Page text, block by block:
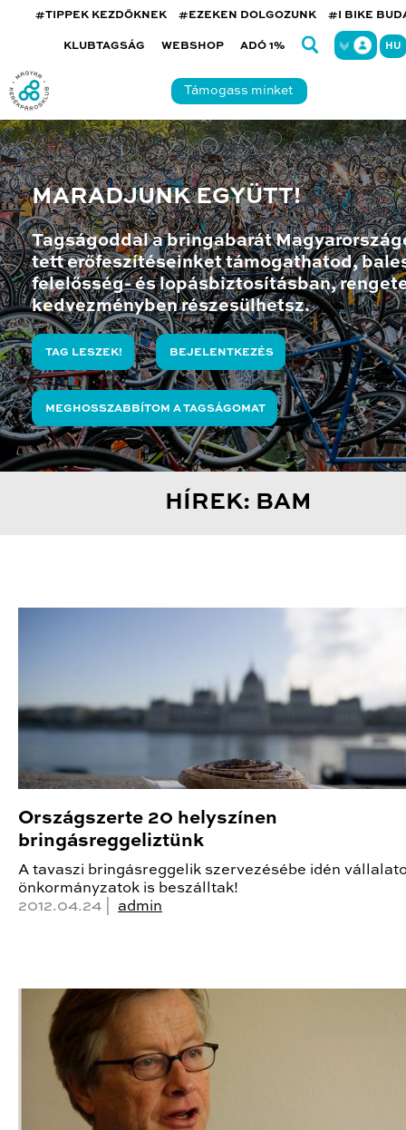
#TIPPEK KEZDŐKNEK #EZEKEN DOLGOZUNK #I BIKE
KLUBTAGSÁG WEBSHOP ADÓ 1% HU
Támogass minket
MARADJUNK EGYÜTT!
Tagságoddal a bringabarát
tett erőfeszítéseinket támogathatod,
felelősség- és lopásbiztosításban,
kedvezményben részesülhetsz.
TAG LESZEK! BEJELENTKEZÉS
MEGHOSSZABBÍTOM A TAGSÁGOMAT
HÍREK: BAM
Országszerte 20 helyszínen
bringásreggeliztünk
A tavaszi bringásreggelik szervezésébe idén
önkormányzatok is beszálltak!
2012.04.24 | admin